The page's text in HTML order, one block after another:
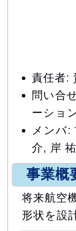
責任者:
問い合
ーショ
メンバ:
介, 岸
事業概
将来航空
形状を設